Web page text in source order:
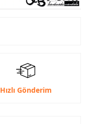
Hızlı Gönderim